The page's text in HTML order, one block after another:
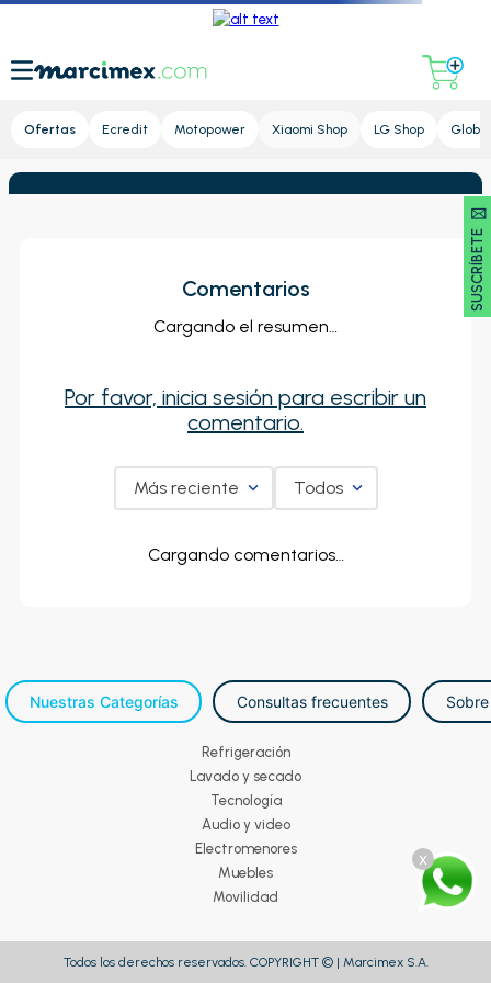
Ofertas Ecredit Motopower Xiaomi Shop LG Shop Global
SUSCRÍBETE 🖂
x
Comentarios
Cargando el resumen…
Por favor, inicia sesión para escribir un
comentario.
Más reciente Todos
Cargando comentarios…
Nuestras Categorías Consultas frecuentes
Refrigeración
Lavado y secado
Tecnología
Audio y video
Electromenores
Muebles
Movilidad
Todos los derechos reservados. COPYRIGHT © | Marcimex S.A.